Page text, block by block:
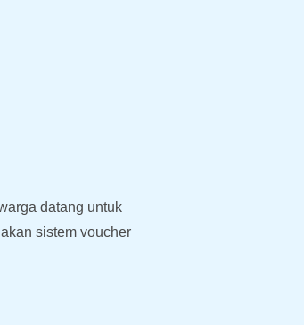
datang untuk
sistem voucher